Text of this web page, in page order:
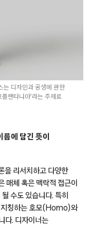
는 디자인과 공생에 관한
랜타니아’라는 주제로
에 담긴 뜻이
을 리서치하고 다양한
매체 혹은 맥락적 접근이
수도 있습니다. 특히
지칭하는 호모(Homo)와
다. 디자이너는